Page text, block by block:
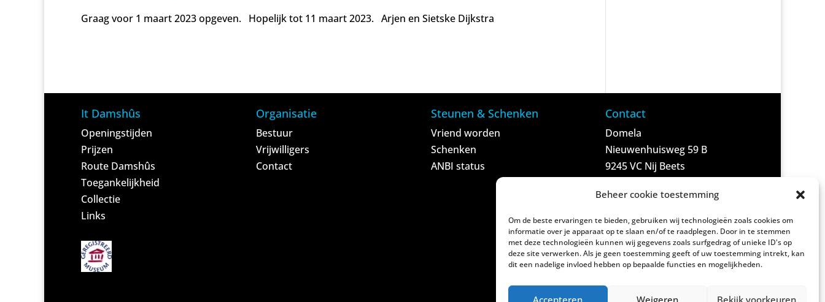
Beheer cookie toestemming
Om de beste ervaringen te bieden, gebruiken wij technologieën zoals cookies om
informatie over je apparaat op te slaan en/of te raadplegen. Door in te stemmen
met deze technologieën kunnen wij gegevens zoals surfgedrag of unieke ID's op
deze site verwerken. Als je geen toestemming geeft of uw toestemming intrekt, kan
dit een nadelige invloed hebben op bepaalde functies en mogelijkheden.
Accepteren Weigeren Bekijk voorkeuren
Graag voor 1 maart 2023 opgeven. Hopelijk tot 11 maart 2023. Arjen en Sietske Dijkstra
It Damshûs
Openingstijden
Prijzen
Route Damshûs
Toegankelijkheid
Collectie
Links
Organisatie
Bestuur
Vrijwilligers
Contact
Steunen & Schenken
Vriend worden
Schenken
ANBI status
Contact
Domela
Nieuwenhuisweg 59 B
9245 VC Nij Beets
(06) 83 69 40 95
(Alleen reserveringen)
info@damshus.nl